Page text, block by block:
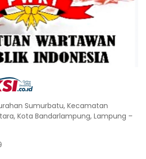
Sumurbatu, Kecamatan
Kota Bandarlampung, Lampung –